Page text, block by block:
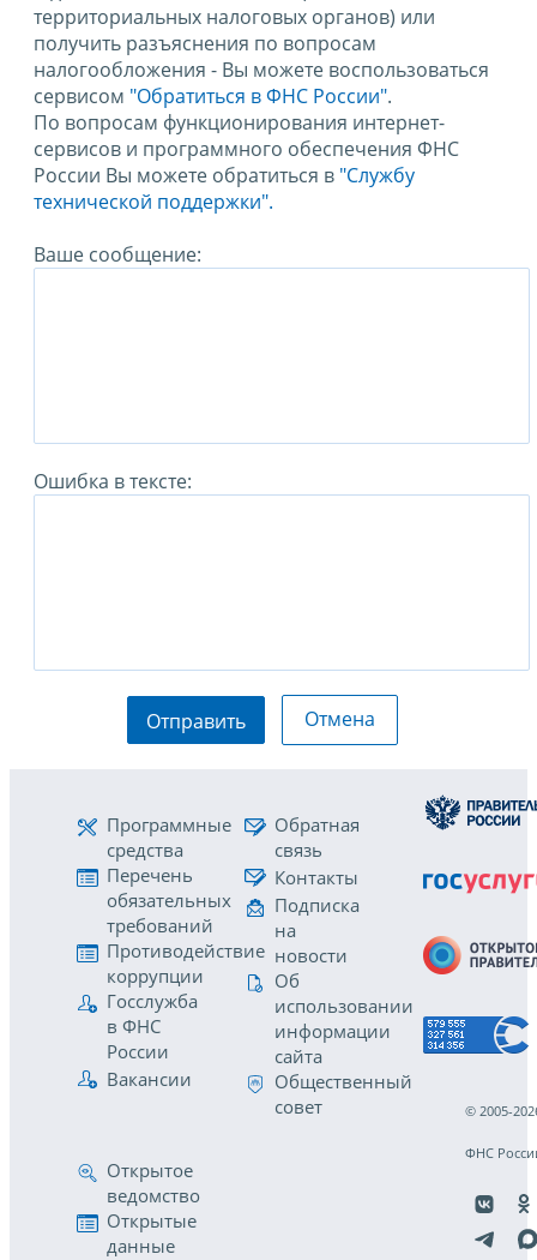
территориальных налоговых органов) или
получить разъяснения по вопросам
налогообложения - Вы можете воспользоваться
сервисом "Обратиться в ФНС России".
По вопросам функционирования интернет-
сервисов и программного обеспечения ФНС
России Вы можете обратиться в "Службу
технической поддержки".
Ваше сообщение:
Ошибка в тексте:
Отправить Отмена
Программные
средства
Перечень
обязательных
требований
Противодействие
коррупции
Госслужба
в ФНС
России
Вакансии
Обратная
связь
Контакты
Подписка
на
новости
Об
использовании
информации
сайта
Общественный
совет
Открытое
ведомство
Открытые
данные
© 2005-
ФНС